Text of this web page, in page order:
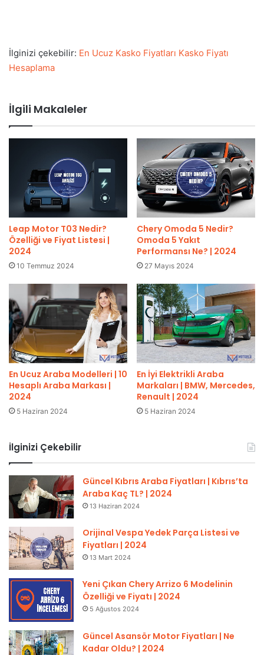
İlginizi çekebilir: En Ucuz Kasko Fiyatları Kasko Fiyatı
Hesaplama
İlgili Makaleler
Leap Motor T03 Nedir?
Özelliği ve Fiyat Listesi |
2024
10 Temmuz 2024
Chery Omoda 5 Nedir?
Omoda 5 Yakıt
Performansı Ne? | 2024
27 Mayıs 2024
En Ucuz Araba Modelleri | 10
Hesaplı Araba Markası |
2024
5 Haziran 2024
En İyi Elektrikli Araba
Markaları | BMW, Mercedes,
Renault | 2024
5 Haziran 2024
İlginizi Çekebilir
Güncel Kıbrıs Araba Fiyatları | Kıbrıs’ta
Araba Kaç TL? | 2024
13 Haziran 2024
Orijinal Vespa Yedek Parça Listesi ve
Fiyatları | 2024
13 Mart 2024
Yeni Çıkan Chery Arrizo 6 Modelinin
Özelliği ve Fiyatı | 2024
5 Ağustos 2024
Güncel Asansör Motor Fiyatları | Ne
Kadar Oldu? | 2024